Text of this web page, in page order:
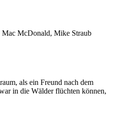
Mac McDonald, Mike Straub
als ein Freund nach dem
in die Wälder flüchten können,